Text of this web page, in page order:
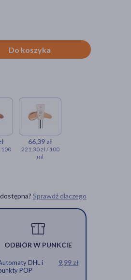
Do koszyka
100
66,39 zł
221,30 zł / 100
ml
Sprawdź dlaczego
ODBIÓR W PUNKCIE
DHL i
POP
9,99 zł